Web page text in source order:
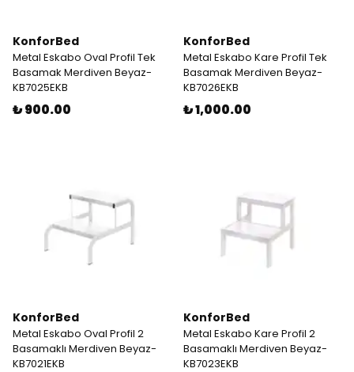
KonforBed
Metal Eskabo Oval Profil Tek
Basamak Merdiven Beyaz-
KB7025EKB
₺ 900.00
KonforBed
Metal Eskabo Kare Profil Tek
Basamak Merdiven Beyaz-
KB7026EKB
₺ 1,000.00
KonforBed
Metal Eskabo Oval Profil 2
Basamaklı Merdiven Beyaz-
KB7021EKB
KonforBed
Metal Eskabo Kare Profil 2
Basamaklı Merdiven Beyaz-
KB7023EKB